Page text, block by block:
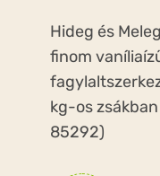
Hideg és
finom
kg-os
85292)